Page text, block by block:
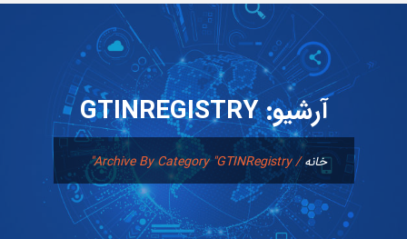
محتوا
آرشیو:GTINREGISTRY
خانه/
Archive By Category "GTINRegistry"